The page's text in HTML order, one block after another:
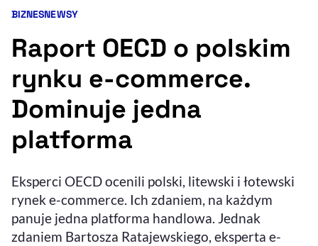
Ułatwienia dostępności wspierają:
Sprawdź, jak i dlaczego zwiększamy dostępność , otwiera się w nowym
Kategorie artykułu:
BIZNESNEWSY
Raport OECD o polskim
rynku e-commerce.
Dominuje jedna
platforma
Eksperci OECD ocenili polski, litewski i łotewski
rynek e-commerce. Ich zdaniem, na każdym
panuje jedna platforma handlowa. Jednak
zdaniem Bartosza Ratajewskiego, eksperta e-